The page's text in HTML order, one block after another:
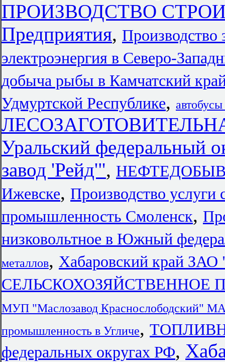
ПРОИЗВОДСТВО
Предприятия, Производство
электроэнергия в Северо-
добыча рыбы в Камчатский
Удмуртской Республике,
Уральский федеральный
завод 'Рейд'",
Ижевске, Производство
промышленность Смоленск,
низковольтное в Южный
металлов, Хабаровский край
СЕЛЬСКОХОЗЯЙСТВЕННОЕ
МУП "Маслозавод
промышленность в Угличе,
федеральных округах РФ,